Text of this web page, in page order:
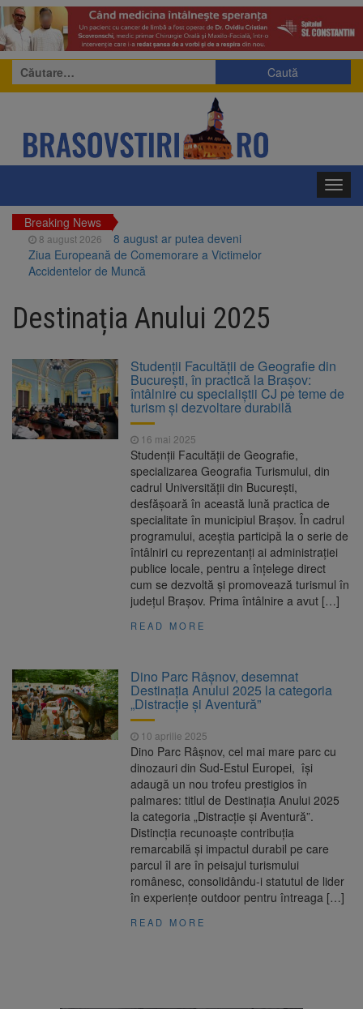
Caută
după:
Breaking News
8 august 2026
8 august ar putea deveni
Ziua Europeană de Comemorare a Victimelor
Accidentelor de Muncă
fostului complex Duplex 91, de lângă Piața
Star
Nivelul Dunării a început să crească
8 august 2026
Asociația Română pentru
Iluminat cere reducerea luminii pe timpul
nopții, nu oprirea iluminatului public
7 august 2026
Trafic blocat pe DN1E Brașov
– Poiana Brașov după un accident. Două
persoane primesc îngrijiri medicale
Se schimbă examenul de
medic specialist. Subiecte unice în toată țara,
aceeași oră și același barem
Destinația Anului 2025
Studenții Facultății de Geografie din
București, în practică la Brașov:
întâlnire cu specialiștii CJ pe teme de
turism și dezvoltare durabilă
16 mai 2025
Studenții Facultății de Geografie,
specializarea Geografia Turismului, din
cadrul Universității din București,
desfășoară în această lună practica de
specialitate în municipiul Brașov. În cadrul
programului, aceștia participă la o serie de
întâlniri cu reprezentanți ai administrației
publice locale, pentru a înțelege direct
cum se dezvoltă și promovează turismul în
județul Brașov. Prima întâlnire a avut […]
READ MORE
Dino Parc Râșnov, desemnat
Destinația Anului 2025 la categoria
„Distracție și Aventură”
10 aprilie 2025
Dino Parc Râșnov, cel mai mare parc cu
dinozauri din Sud-Estul Europei, își
adaugă un nou trofeu prestigios în
palmares: titlul de Destinația Anului 2025
la categoria „Distracție și Aventură”.
Distincția recunoaște contribuția
remarcabilă și impactul durabil pe care
parcul îl are în peisajul turismului
românesc, consolidându-i statutul de lider
în experiențe outdoor pentru întreaga […]
READ MORE